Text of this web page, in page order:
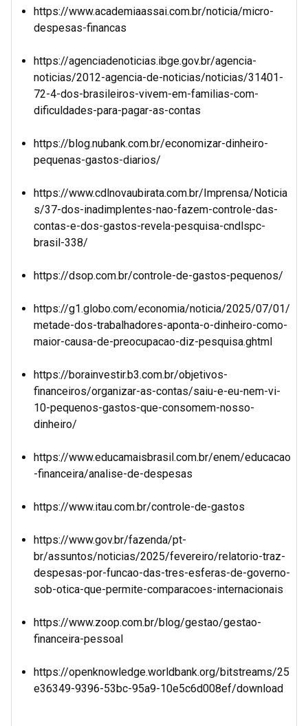
https://www.academiaassai.com.br/noticia/micro-
despesas-financas
https://agenciadenoticias.ibge.gov.br/agencia-
noticias/2012-agencia-de-noticias/noticias/31401-
72-4-dos-brasileiros-vivem-em-familias-com-
dificuldades-para-pagar-as-contas
https://blog.nubank.com.br/economizar-dinheiro-
pequenas-gastos-diarios/
https://www.cdlnovaubirata.com.br/Imprensa/Noticia
s/37-dos-inadimplentes-nao-fazem-controle-das-
contas-e-dos-gastos-revela-pesquisa-cndlspc-
brasil-338/
https://dsop.com.br/controle-de-gastos-pequenos/
https://g1.globo.com/economia/noticia/2025/07/01/
metade-dos-trabalhadores-aponta-o-dinheiro-como-
maior-causa-de-preocupacao-diz-pesquisa.ghtml
https://borainvestir.b3.com.br/objetivos-
financeiros/organizar-as-contas/saiu-e-eu-nem-vi-
10-pequenos-gastos-que-consomem-nosso-
dinheiro/
https://www.educamaisbrasil.com.br/enem/educacao
-financeira/analise-de-despesas
https://www.itau.com.br/controle-de-gastos
https://www.gov.br/fazenda/pt-
br/assuntos/noticias/2025/fevereiro/relatorio-traz-
despesas-por-funcao-das-tres-esferas-de-governo-
sob-otica-que-permite-comparacoes-internacionais
https://www.zoop.com.br/blog/gestao/gestao-
financeira-pessoal
https://openknowledge.worldbank.org/bitstreams/25
e36349-9396-53bc-95a9-10e5c6d008ef/download